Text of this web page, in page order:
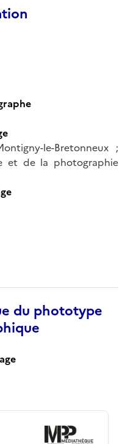
le-Bretonneux ;
et de la photographie
du phototype